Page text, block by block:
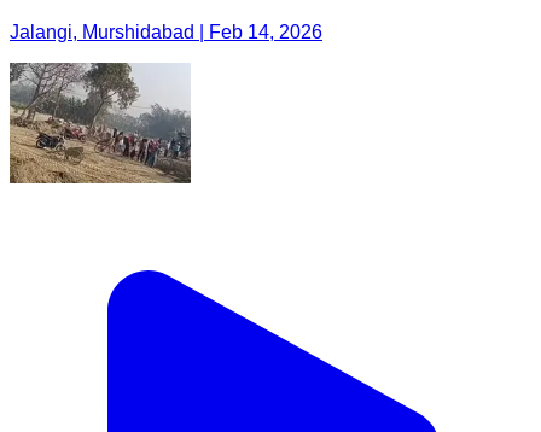
Jalangi, Murshidabad | Feb 14, 2026